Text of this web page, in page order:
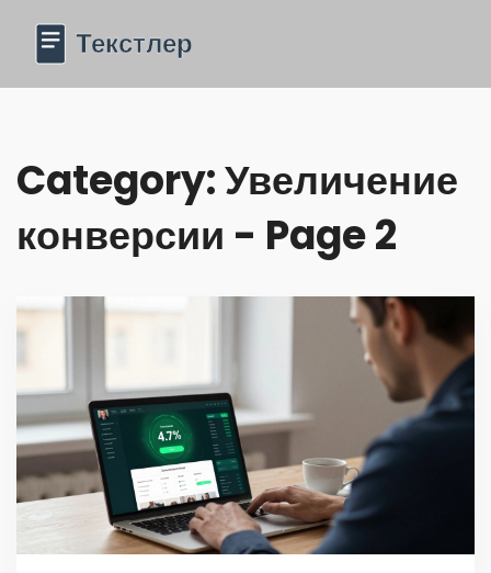
Category: Увеличение
конверсии - Page 2